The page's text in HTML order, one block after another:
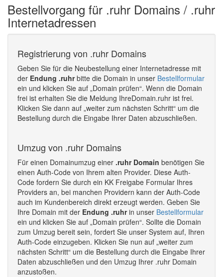
Bestellvorgang für .ruhr Domains / .ruhr
Internetadressen
Registrierung von .ruhr Domains
Geben Sie für die Neubestellung einer Internetadresse mit
der Endung .ruhrbitte die Domain in unser Bestellformular
ein und klicken Sie auf „Domain prüfen“. Wenn die Domain
frei ist erhalten Sie die Meldung IhreDomain.ruhr ist frei.
Klicken Sie dann auf „weiter zum nächsten Schritt“ um die
Bestellung durch die Eingabe Ihrer Daten abzuschließen.
Umzug von .ruhr Domains
Für einen Domainumzug einer .ruhr Domain benötigen Sie
einen Auth-Code von Ihrem alten Provider. Diese Auth-
Code fordern Sie durch ein KK Freigabe Formular Ihres
Providers an, bei manchen Providern kann der Auth-Code
auch im Kundenbereich direkt erzeugt werden. Geben Sie
Ihre Domain mit der Endung .ruhrin unser Bestellformular
ein und klicken Sie auf „Domain prüfen“. Sollte die Domain
zum Umzug bereit sein, fordert Sie unser System auf, Ihren
Auth-Code einzugeben. Klicken Sie nun auf „weiter zum
nächsten Schritt“ um die Bestellung durch die Eingabe Ihrer
Daten abzuschließen und den Umzug Ihrer .ruhr Domain
anzustoßen.